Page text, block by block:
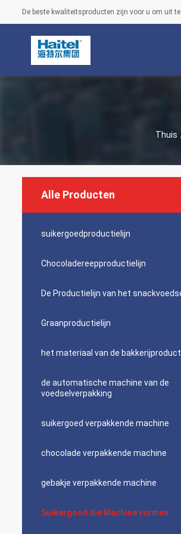
De beste kwaliteitsproducten zijn voor u om uit
Thuis
Alle Producten
suikergoedproductielijn
Chocoladereepproductielijn
De Productielijn van het
Graanproductielijn
het materiaal van de
de automatische machine van de
voedselverpakking
suikergoed verpakkende machine
chocolade verpakkende machine
gebakje verpakkende machine
Suikergoed die Machine vormen